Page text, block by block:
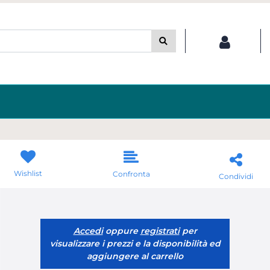
Wishlist Confronta Condividi
Accedioppure registratiper
visualizzare i prezzi e la disponibilità ed
aggiungere al carrello